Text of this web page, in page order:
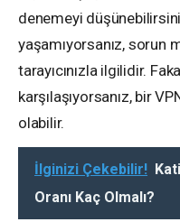
denemeyi
yaşamıyorsanız, sorun
tarayıcınızla ilgilidir.
karşılaşıyorsanız, bir
olabilir.
İlginizi Çekebilir!
Oranı Kaç Olmalı?